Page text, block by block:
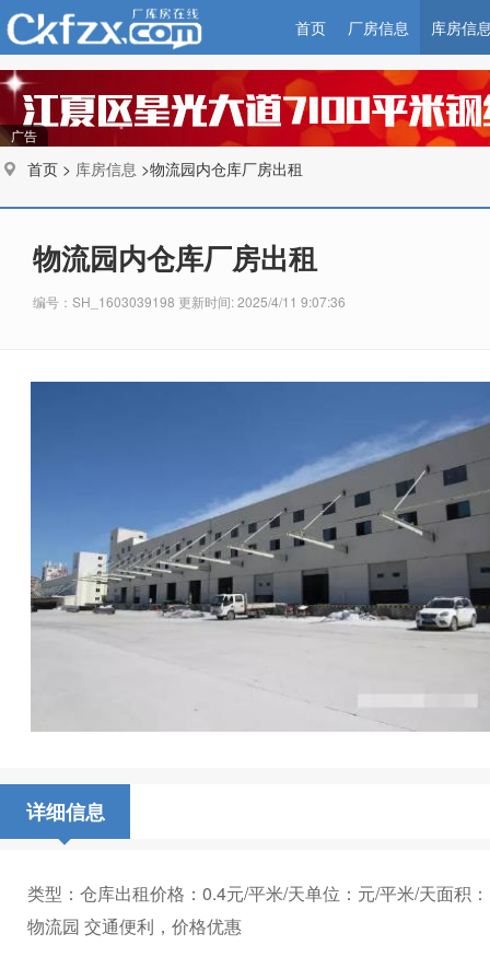
首页 厂房信息 库房信
广告
首页 > 库房信息 >物流园内仓库厂房出租
物流园内仓库厂房出租
编号：SH_1603039198 更新时间: 2025/4/11 9:07:36
详细信息
类型：仓库出租价格：0.4元/平米/天单位：元/平米/天面积
物流园 交通便利，价格优惠